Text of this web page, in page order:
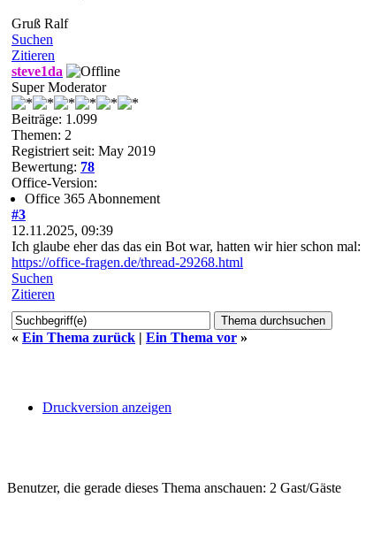
Gruß Ralf
Suchen
Zitieren
steve1da
Super Moderator
Beiträge: 1.099
Themen: 2
Registriert seit: May 2019
Bewertung: 78
Office-Version:
Office 365 Abonnement
#3
12.11.2025, 09:39
Ich glaube eher das das ein Bot war, hatten wir hier schon mal:
https://office-fragen.de/thread-29268.html
Suchen
Zitieren
« Ein Thema zurück | Ein Thema vor »
Druckversion anzeigen
Benutzer, die gerade dieses Thema anschauen: 2 Gast/Gäste